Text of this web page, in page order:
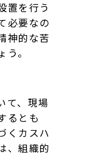
置を行う
必要なの
神的な苦
。
て、現場
るとも
くカスハ
、組織的